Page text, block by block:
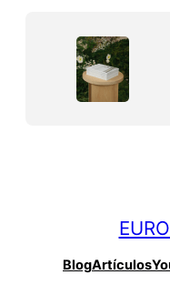
BlogArtículos